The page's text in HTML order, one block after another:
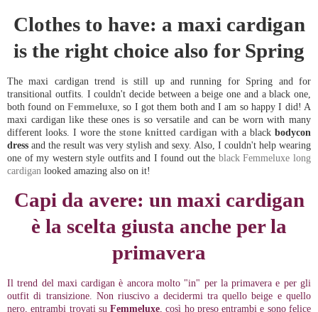
Clothes to have: a maxi cardigan
is the right choice also for Spring
The maxi cardigan trend is still up and running for Spring and for
transitional outfits. I couldn't decide between a beige one and a black one,
both found on Femmeluxe, so I got them both and I am so happy I did! A
maxi cardigan like these ones is so versatile and can be worn with many
different looks. I wore the stone knitted cardigan with a black bodycon
dress and the result was very stylish and sexy. Also, I couldn't help wearing
one of my western style outfits and I found out the black Femmeluxe long
cardigan looked amazing also on it!
Capi da avere: un maxi cardigan
è la scelta giusta anche per la
primavera
Il trend del maxi cardigan è ancora molto "in" per la primavera e per gli
outfit di transizione. Non riuscivo a decidermi tra quello beige e quello
nero, entrambi trovati suFemmeluxe , così ho preso entrambi e sono felice